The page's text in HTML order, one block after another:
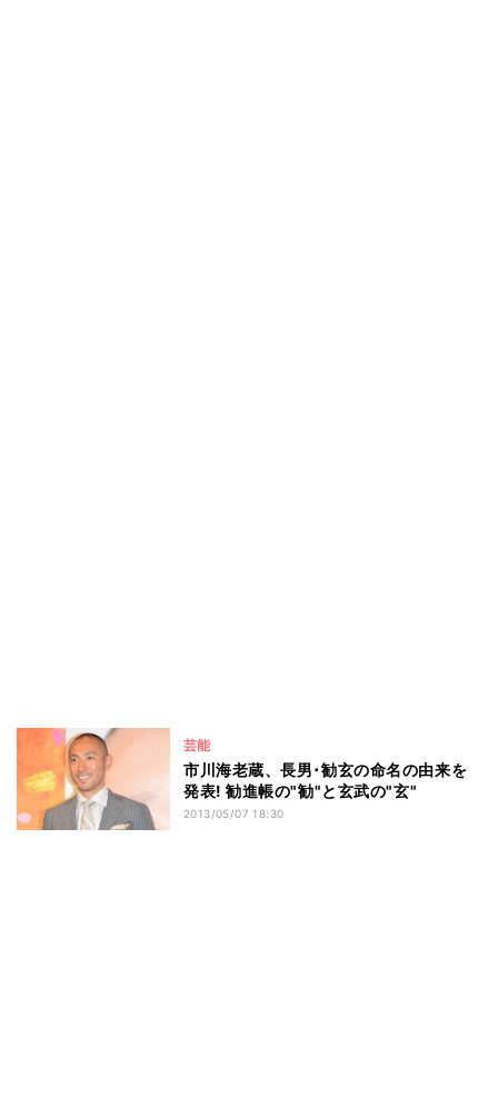
芸能
市川海老蔵、長男･勧玄の命名の由来を
発表! 勧進帳の"勧"と玄武の"玄"
2013/05/07 18:30